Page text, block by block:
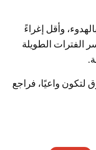
وأقل إغراءً
الفترات الطويلة
لتكون واعيًا، فراجع